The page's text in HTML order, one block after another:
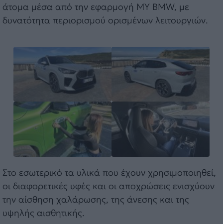
άτομα μέσα από την εφαρμογή MY BMW, με
δυνατότητα περιορισμού ορισμένων λειτουργιών.
Στο εσωτερικό τα υλικά που έχουν χρησιμοποιηθεί,
οι διαφορετικές υφές και οι αποχρώσεις ενισχύουν
την αίσθηση χαλάρωσης, της άνεσης και της
υψηλής αισθητικής.